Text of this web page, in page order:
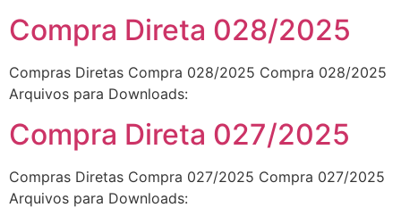
Compra Direta 028/2025
Compras Diretas Compra 028/2025 Compra 028/2025
Arquivos para Downloads:
Compra Direta 027/2025
Compras Diretas Compra 027/2025 Compra 027/2025
Arquivos para Downloads: